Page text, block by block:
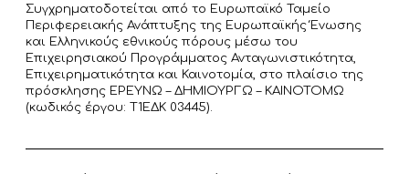
Συγχρηματοδοτείται από το Ευρωπαϊκό Ταμείο
Περιφερειακής Ανάπτυξης της Ευρωπαϊκής Ένωσης
και Ελληνικούς εθνικούς πόρους μέσω του
Επιχειρησιακού Προγράμματος Ανταγωνιστικότητα,
Επιχειρηματικότητα και Καινοτομία, στο πλαίσιο της
πρόσκλησης ΕΡΕΥΝΩ – ΔΗΜΙΟΥΡΓΩ – ΚΑΙΝΟΤΟΜΩ
(κωδικός έργου: T1ΕΔΚ 03445).